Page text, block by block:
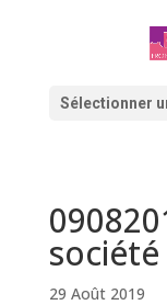
Sélectionner
société
29 Août 2019